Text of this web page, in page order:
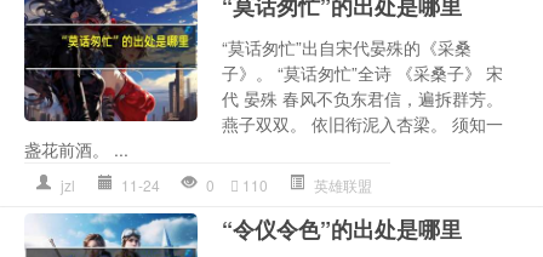
“莫话匆忙”出自宋代晏殊的《采桑
子》。 “莫话匆忙”全诗 《采桑子》 宋
代 晏殊 春风不负东君信，遍拆群芳。
燕子双双。 依旧衔泥入杏梁。 须知一
盏花前酒。 ...
jzl 11-24 0 110 英雄联盟
“令仪令色”的出处是哪里